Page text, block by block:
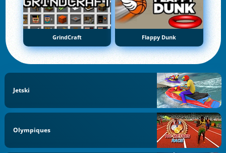
GrindCraft Flappy Dunk
Jetski
Olympiques